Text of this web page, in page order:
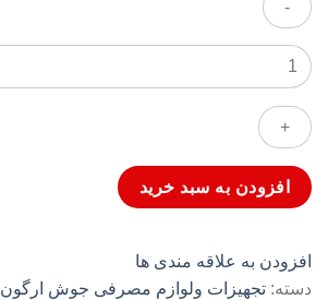
سرامیک
تفلون
سرگردنه
تورچ
عدد
افزودن به سبد خرید
افزودن به علاقه مندی ها
دسته: تجهیزات ولوازم مصرفی جوش ارگون